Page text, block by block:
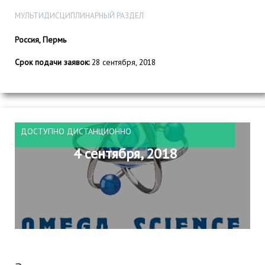
МУЛЬТИДИСЦИПЛИНАРНЫЙ РАЗДЕЛ
Россия, Пермь
Срок подачи заявок:28 сентября, 2018
ДОСТУПНО ДИСТАНЦИОННО
4 сентября, 2018